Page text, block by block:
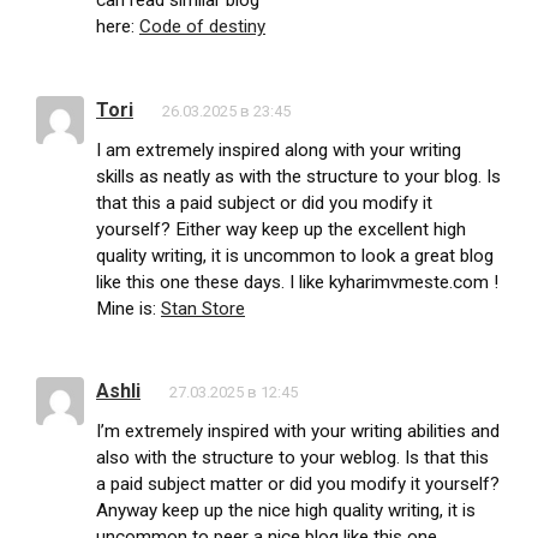
here: Code of destiny
Tori 26.03.2025 в 23:45
I am extremely inspired along with your writing
skills as neatly as with the structure to your blog. Is
that this a paid subject or did you modify it
yourself? Either way keep up the excellent high
quality writing, it is uncommon to look a great blog
like this one these days. I like kyharimvmeste.com !
Mine is: Stan Store
Ashli 27.03.2025 в 12:45
I’m extremely inspired with your writing abilities and
also with the structure to your weblog. Is that this
a paid subject matter or did you modify it yourself?
Anyway keep up the nice high quality writing, it is